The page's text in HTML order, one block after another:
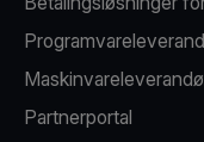
Partnerportal